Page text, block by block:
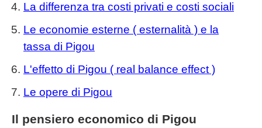
La differenza tra costi privati e costi sociali
Le economie esterne ( esternalità ) e la
tassa di Pigou
L'effetto di Pigou ( real balance effect )
Le opere di Pigou
Il pensiero economico di Pigou